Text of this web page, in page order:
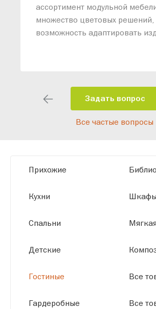
ассортимент модульной
множество цветовых решений,
возможность адаптировать
помещения и личные пожелания.
Благодаря современному
высокотехнологичному
размерам.
Задать вопрос
Все частые вопросы
Прихожие
Кухни
Спальни
Детские
Гостиные
Гардеробные
Все
Все